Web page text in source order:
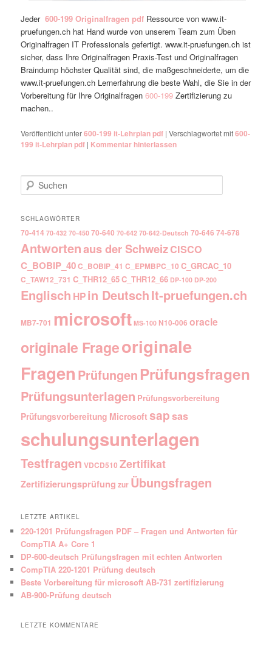
Jeder600-199Originalfragen pdf Ressource von www.it-
pruefungen.ch hat Hand wurde von unserem Team zum Üben
Originalfragen IT Professionals gefertigt. www.it-pruefungen.ch ist
sicher, dass Ihre Originalfragen Praxis-Test und Originalfragen
Braindump höchster Qualität sind, die maßgeschneiderte, um die
www.it-pruefungen.ch Lernerfahrung die beste Wahl, die Sie in der
Vorbereitung für Ihre Originalfragen600-199 Zertifizierung zu
machen..
Veröffentlicht unter600-199 it-Lehrplan pdf |Verschlagwortet mit600-
199 it-Lehrplan pdf | Kommentar hinterlassen
Suchen
SCHLAGWÖRTER
70-414 70-432 70-450 70-640 70-642 70-642-Deutsch 70-646 74-678
Antwortenaus der SchweizCISCO
C_BOBIP_40C_BOBIP_41 C_EPMBPC_10 C_GRCAC_10
C_TAW12_731 C_THR12_65C_THR12_66 DP-100 DP-200
Englisch HPin DeutschIt-pruefungen.ch
MB7-701 microsoft MS-100 N10-006 oracle
originale Frageoriginale
Fragen Prüfungen Prüfungsfragen
Prüfungsunterlagen Prüfungsvorbereitung
Prüfungsvorbereitung Microsoft sapsas
schulungsunterlagen
Testfragen VDCD510 Zertifikat
Zertifizierungsprüfung zur Übungsfragen
LETZTE ARTIKEL
220-1201 Prüfungsfragen PDF – Fragen und Antworten für
CompTIA A+ Core 1
DP-600-deutsch Prüfungsfragen mit echten Antworten
CompTIA 220-1201 Prüfung deutsch
Beste Vorbereitung für microsoft AB-731 zertifizierung
AB-900-Prüfung deutsch
LETZTE KOMMENTARE